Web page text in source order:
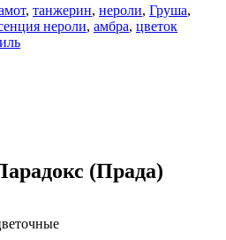
, танжерин, нероли, Груша,
нероли, амбра, цветок
(Прада)